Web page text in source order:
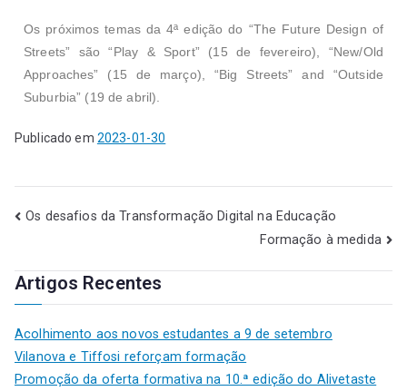
Os próximos temas da 4ª edição do “The Future Design of
Streets” são “Play & Sport” (15 de fevereiro), “New/Old
Approaches” (15 de março), “Big Streets” and “Outside
Suburbia” (19 de abril).
Publicado em 2023-01-30
Os desafios da Transformação Digital na Educação
Formação à medida
Artigos Recentes
Acolhimento aos novos estudantes a 9 de setembro
Vilanova e Tiffosi reforçam formação
Promoção da oferta formativa na 10.ª edição do Alivetaste